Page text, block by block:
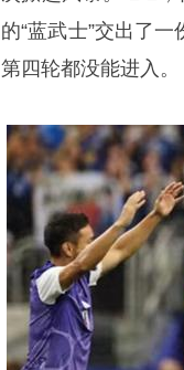
的“蓝武士”交出了
第四轮都没能进入。